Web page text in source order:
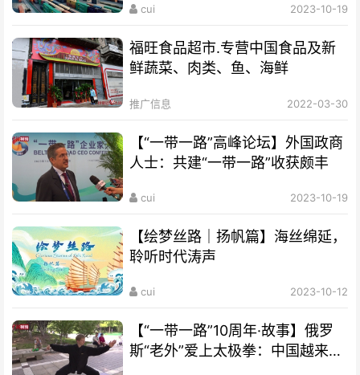
cui 2023-10-19
福旺食品超市.专营中国食品及新
鲜蔬菜、肉类、鱼、海鲜
推广信息 2022-03-30
【“一带一路”高峰论坛】外国政商
人士：共建“一带一路”收获颇丰
cui 2023-10-19
【绘梦丝路｜扬帆篇】海丝绵延，
聆听时代涛声
cui 2023-10-12
【“一带一路”10周年·故事】俄罗
斯“老外”爱上太极拳：中国越来越